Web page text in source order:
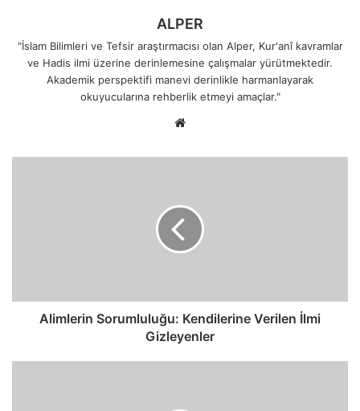
ALPER
"İslam Bilimleri ve Tefsir araştırmacısı olan Alper, Kur'anî kavramlar
ve Hadis ilmi üzerine derinlemesine çalışmalar yürütmektedir.
Akademik perspektifi manevi derinlikle harmanlayarak
okuyucularına rehberlik etmeyi amaçlar."
Alimlerin Sorumluluğu: Kendilerine Verilen İlmi
Gizleyenler